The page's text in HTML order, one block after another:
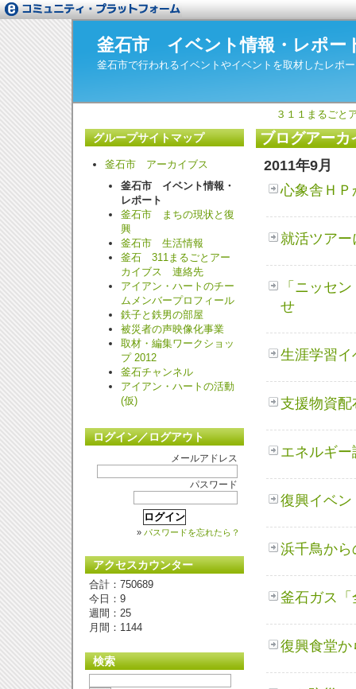
釜石市 イベント情報・レポー
釜石市で行われるイベントやイベントを取材したレポ
３１１まるごと
ブログアーカ
2011年9月
心象舎Ｈ
就活ツアー
「ニッセ
せ
生涯学習
支援物資
エネルギ
復興イベ
浜千鳥か
釜石ガス
復興食堂
グループサイトマップ
釜石市 アーカイブス
釜石市 イベント情報・
レポート
釜石市 まちの現状と復
興
釜石市 生活情報
釜石 311まるごとアー
カイブス 連絡先
アイアン・ハートのチー
ムメンバープロフィール
鉄子と鉄男の部屋
被災者の声映像化事業
取材・編集ワークショッ
プ 2012
釜石チャンネル
アイアン・ハートの活動
(仮)
ログイン／ログアウト
メールアドレス
パスワード
» パスワードを忘れたら？
アクセスカウンター
合計：750689
今日：9
週間：25
月間：1144
検索